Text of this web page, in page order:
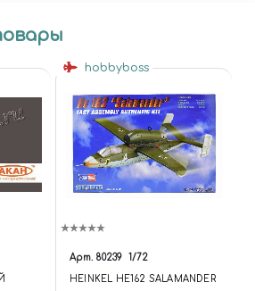
hobbyboss
Арт. 80239 1/72
HEINKEL HE162 SALAMANDER